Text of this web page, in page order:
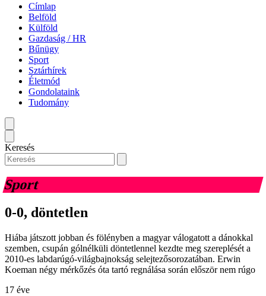
Címlap
Belföld
Külföld
Gazdaság / HR
Bűnügy
Sport
Sztárhírek
Életmód
Gondolataink
Tudomány
Keresés
Sport
0-0, döntetlen
Hiába játszott jobban és fölényben a magyar válogatott a dánokkal
szemben, csupán gólnélküli döntetlennel kezdte meg szereplését a
2010-es labdarúgó-világbajnokság selejtezősorozatában. Erwin
Koeman négy mérkőzés óta tartó regnálása során először nem rúgo
17 éve